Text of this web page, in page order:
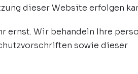
dieser Website erfolgen
ernst. Wir behandeln Ihre
sowie dieser